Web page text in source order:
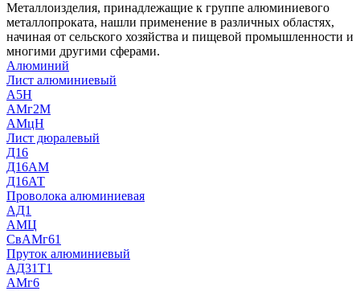
Металлоизделия, принадлежащие к группе алюминиевого
металлопроката, нашли применение в различных областях,
начиная от сельского хозяйства и пищевой промышленности и
многими другими сферами.
Алюминий
Лист алюминиевый
А5Н
АМг2М
АМцН
Лист дюралевый
Д16
Д16АМ
Д16АТ
Проволока алюминиевая
АД1
АМЦ
СвАМг61
Пруток алюминиевый
АД31Т1
АМг6